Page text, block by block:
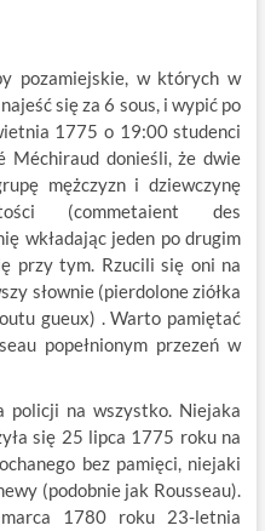
pozamiejskie, w których w
się za 6 sous, i wypić po
1775 o 19:00 studenci
Méchiraud donieśli, że dwie
mężczyzn i dziewczynę
(commetaient des
wkładając jeden po drugim
przy tym. Rzucili się oni na
słownie (pierdolone ziółka
gueux) . Warto pamiętać
popełnionym przezeń w
policji na wszystko. Niejaka
się 25 lipca 1775 roku na
bez pamięci, niejaki
(podobnie jak Rousseau).
1780 roku 23-letnia